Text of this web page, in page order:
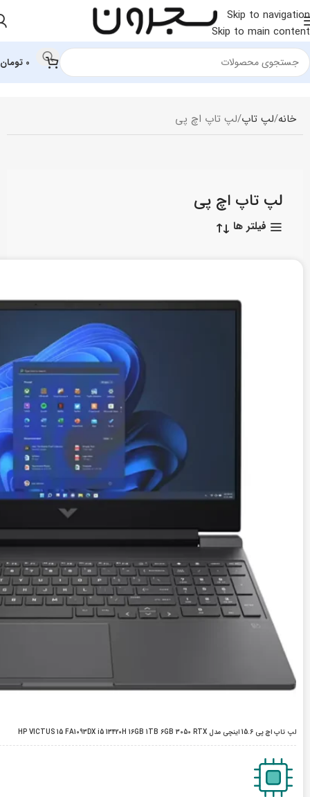
Skip to navigation
Skip to main content
0 تومان
خانه لپ تاپ لپ تاپ اچ‌ پی
لپ تاپ اچ‌ پی
فیلتر ها
لپ تاپ اچ پی 15.6 اینچی مدل HP VICTUS 15 FA1093DX i5 13420H 16GB 1TB 6GB 3050 RTX